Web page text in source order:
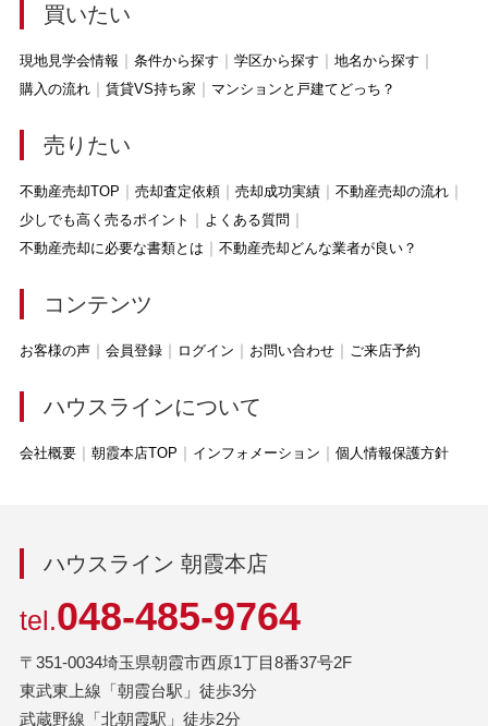
買いたい
現地見学会情報 条件から探す 学区から探す
地名から探す
購入の流れ
賃貸VS持ち家 マンションと戸建てどっち？
売りたい
不動産売却TOP 売却査定依頼 売却成功実績
不動産売却の流れ
少しでも高く売るポイント
よくある質問
不動産売却に必要な書類とは
不動産売却どんな業者が良い？
コンテンツ
お客様の声 会員登録 ログイン お問い合わせ ご来店予約
ハウスラインについて
会社概要 朝霞本店TOP インフォメーション 個人情報保護方針
ハウスライン 朝霞本店
tel.048-485-9764
〒351-0034埼玉県朝霞市西原1丁目8番37号2F
東武東上線「朝霞台駅」徒歩3分
武蔵野線「北朝霞駅」徒歩2分